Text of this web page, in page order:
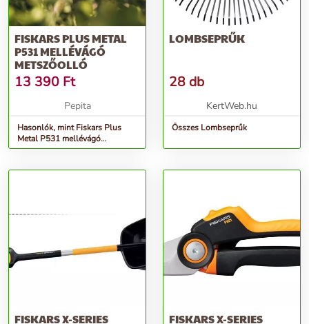
FISKARS PLUS METAL
P531 MELLÉVÁGÓ
METSZŐOLLÓ
13 390 Ft
Pepita
Hasonlók, mint Fiskars Plus
Metal P531 mellévágó
metszőolló
LOMBSEPRŰK
28 db
KertWeb.hu
Összes Lombseprűk
FISKARS X-SERIES
FISKARS X-SERIES